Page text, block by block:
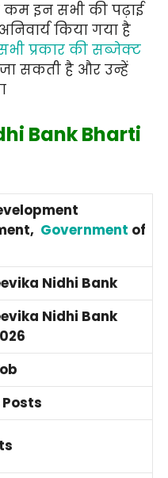
कम इन सभी की पढ़ाई
किया गया है
प्रकार की सब्जेक्ट
सकती है और उन्हें
Bank Bharti
Government of
Nidhi Bank
Nidhi Bank